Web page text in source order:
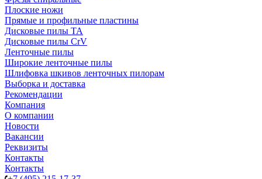
Плоские ножи
Прямые и профильные пластины
Дисковые пилы TA
Дисковые пилы CrV
Ленточные пилы
Широкие ленточные пилы
Шлифовка шкивов ленточных пилорам
Выборка и доставка
Рекомендации
Компания
О компании
Новости
Вакансии
Реквизиты
Контакты
Контакты